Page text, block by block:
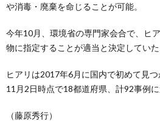
や消毒・廃棄を命じることが可能。
今年10月、環境省の専門家会合で、ヒ
物に指定することが適当と決定していた
ヒアリは2017年6月に国内で初めて見
11月2日時点で18都道府県、計92事例に
（藤原秀行）